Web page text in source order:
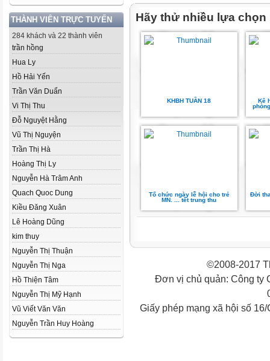
THÀNH VIÊN TRỰC TUYẾN
284 khách và 22 thành viên
trần hồng
Hua Ly
Hồ Hải Yến
Trần Văn Duẩn
Vi Thị Thu
Đỗ Nguyệt Hằng
Vũ Thị Nguyện
Trần Thị Hà
Hoàng Thị Ly
Nguyễn Hà Trâm Anh
Quach Quoc Dung
Kiều Đăng Xuân
Lê Hoàng Dũng
kim thuy
Nguyễn Thị Thuận
Nguyễn Thị Nga
Hồ Thiện Tâm
Nguyễn Thị Mỹ Hạnh
Vũ Viết Văn Văn
Nguyễn Trần Huy Hoàng
Hãy thử nhiều lựa chọn
KHBH TUẦN 18
Kê
Tổ chức ngày lễ hội cho trẻ
MN. ... tết trung thu
Đời
©2008-2017
Đơn vị chủ quản: Công ty
Giấy phép mạng xã hội số